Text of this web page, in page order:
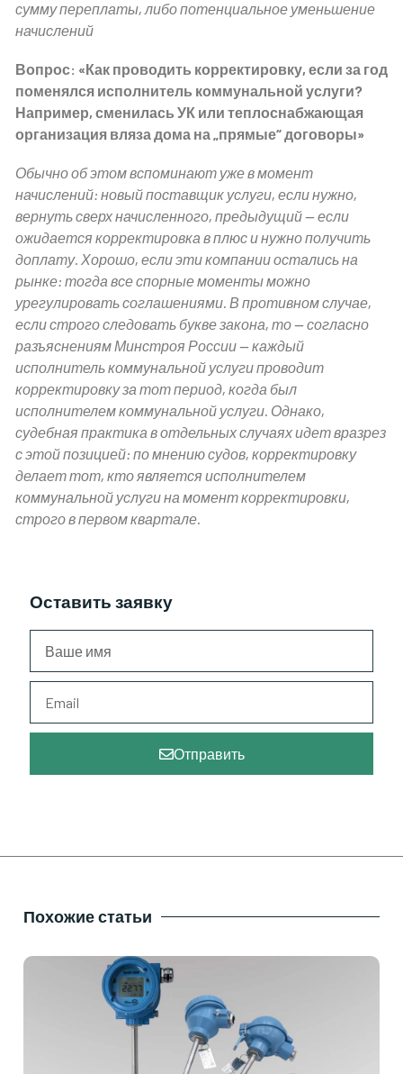
сумму переплаты, либо потенциальное уменьшение
начислений
Вопрос: «Как проводить корректировку, если за год
поменялся исполнитель коммунальной услуги?
Например, сменилась УК или теплоснабжающая
организация вляза дома на „прямые“ договоры»
Обычно об этом вспоминают уже в момент
начислений: новый поставщик услуги, если нужно,
вернуть сверх начисленного, предыдущий — если
ожидается корректировка в плюс и нужно получить
доплату. Хорошо, если эти компании остались на
рынке: тогда все спорные моменты можно
урегулировать соглашениями. В противном случае,
если строго следовать букве закона, то — согласно
разъяснениям Минстроя России — каждый
исполнитель коммунальной услуги проводит
корректировку за тот период, когда был
исполнителем коммунальной услуги. Однако,
судебная практика в отдельных случаях идет вразрез
с этой позицией: по мнению судов, корректировку
делает тот, кто является исполнителем
коммунальной услуги на момент корректировки,
строго в первом квартале.
Оставить заявку
Отправить
Похожие статьи